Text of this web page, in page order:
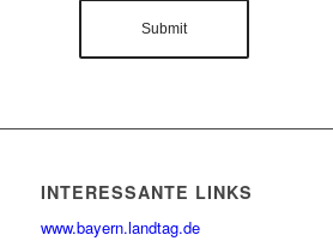
INTERESSANTE LINKS
www.bayern.landtag.de